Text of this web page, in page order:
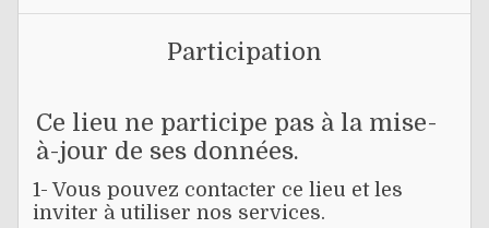
Participation
Ce lieu ne participe pas à la mise-
à-jour de ses données.
1- Vous pouvez contacter ce lieu et les
inviter à utiliser nos services.